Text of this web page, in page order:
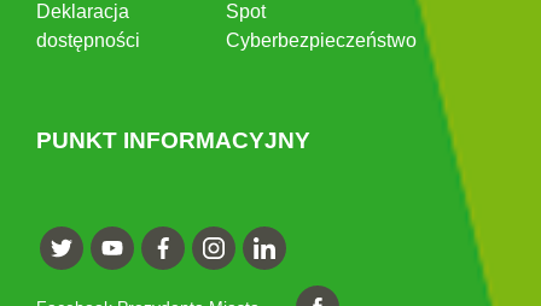
Deklaracja
dostępności
Spot
Cyberbezpieczeństwo
PUNKT INFORMACYJNY